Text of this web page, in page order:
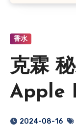
香水
克霖
Apple
2024-08-16